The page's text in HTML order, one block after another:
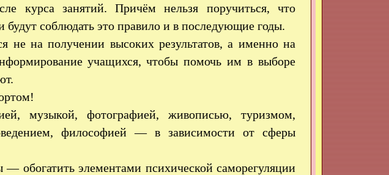
курса занятий. Причём нельзя поручиться, что
соблюдать это правило и в последующие годы.
не на получении высоких результатов, а именно на
учащихся, чтобы помочь им в выборе
музыкой, фотографией, живописью, туризмом,
философией — в зависимости от сферы
элементами психической саморегуляции